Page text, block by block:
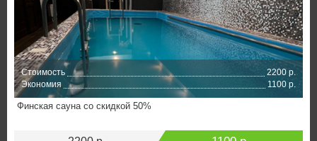
Стоимость
2200 р.
Экономия
1100 р.
Финская сауна со скидкой 50%